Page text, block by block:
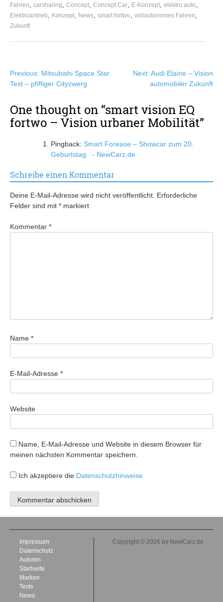
Fahren, carsharing, Concept, Concept Car, E-Konzept, elektro auto,
Elektroantrieb, Konzept, News, smart fortwo, vollautonomes Fahren,
Zukunft
Beitragsnavigation
Previous: Mitsubishi Space Star
Test – pfiffiger Cityzwerg
Next: Audi Elaine – Vision
automobiler Zukunft
One thought on “smart vision EQ
fortwo – Vision urbaner Mobilität”
Pingback: Smart Forease – Showcar zum 20.
Geburtstag - NewCarz.de
Schreibe einen Kommentar
Deine E-Mail-Adresse wird nicht veröffentlicht. Erforderliche
Felder sind mit * markiert
Kommentar *
Name *
E-Mail-Adresse *
Website
Name, E-Mail-Adresse und Website in diesem Browser für
meinen nächsten Kommentar speichern.
Ich akzeptiere die Datenschutzhinweise
Impressum
Datenschutz
Autoren
Startseite
Marken
Tests
News
Copyright © 2026 by NewCarz.de